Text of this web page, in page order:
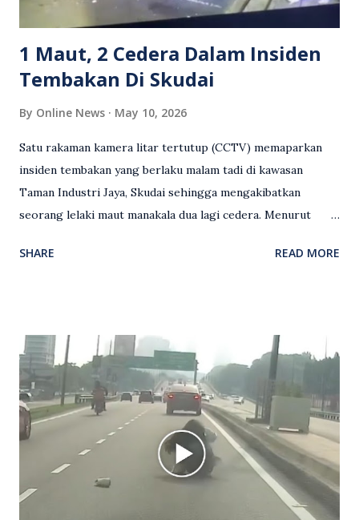
mengambil tindakan tegas, manakala ada yang bersimpati
terhadap wanita dipercayai menjadi mangs...
1 Maut, 2 Cedera Dalam Insiden
Tembakan Di Skudai
By Online News May 10, 2026
Satu rakaman kamera litar tertutup (CCTV) memaparkan
insiden tembakan yang berlaku malam tadi di kawasan
Taman Industri Jaya, Skudai sehingga mengakibatkan
seorang lelaki maut manakala dua lagi cedera. Menurut
kejadian berlaku sekitar jam 11 malam dan pihak polis
hiburan di kawasan berkenaan. Seorang mangsa disahkan
meninggal dunia di lokasi kejadian akibat terkena tembakan,
manakala seorang lagi mangsa mengalami kecederaan.
Turut dipercayai terdapat seorang lagi individu cedera
namun identitinya masih belum dikenal pasti selepas dibawa
keluar dari lokasi oleh kenalannya. Polis kini sedang giat
mengesan dua suspek yang masih bebas bagi membantu
siasatan lanjut. Kes disiasat mengikut Seksyen 302 Kanun
SHARE READ MORE